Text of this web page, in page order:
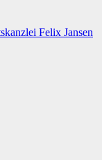
Felix Jansen